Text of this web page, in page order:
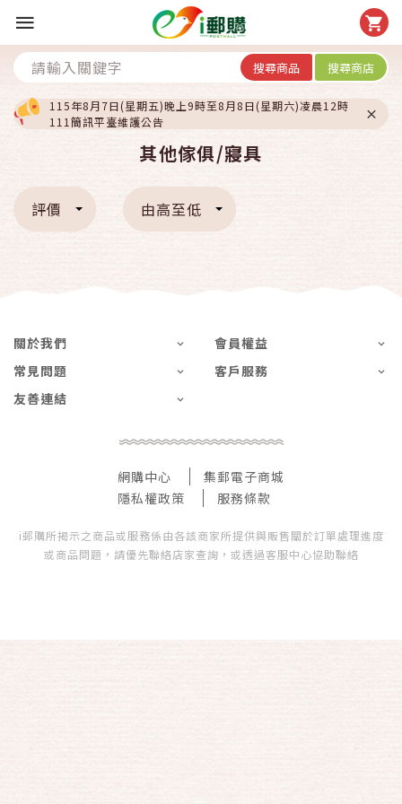
搜尋商品 搜尋商店
115年8月7日(星期五)晚上9時至8月8日(星期六)凌晨12時
111簡訊平臺維護公告
其他傢俱/寢具
評價 由高至低
關於我們
會員權益
常見問題
客戶服務
友善連結
網購中心
集郵電子商城
隱私權政策
服務條款
i郵購所揭示之商品或服務係由各該商家所提供與販售關於訂單處理進度
或商品問題，請優先聯絡店家查詢，或透過客服中心協助聯絡